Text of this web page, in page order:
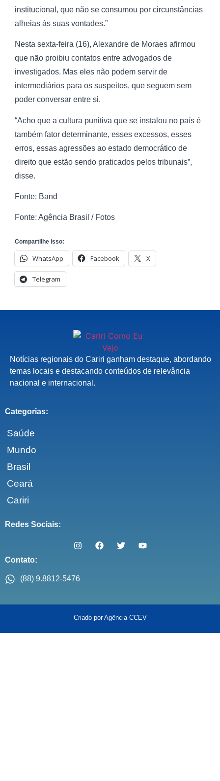
institucional, que não se consumou por circunstâncias
alheias às suas vontades.”
Nesta sexta-feira (16), Alexandre de Moraes afirmou
que não proibiu contatos entre advogados de
investigados. Mas eles não podem servir de
intermediários para os suspeitos, que seguem sem
poder conversar entre si.
“Acho que a cultura punitiva que se instalou no país é
também fator determinante, esses excessos, esses
erros, essas agressões ao estado democrático de
direito que estão sendo praticados pelos tribunais”,
disse.
Fonte: Band
Fonte: Agência Brasil / Fotos
Compartilhe isso:
WhatsApp Facebook X
Telegram
Notícias regionais do Cariri ganham destaque, abordando
temas locais e destacando conteúdos de relevância
nacional e internacional.
Categorias:
Saúde
Mundo
Brasil
Ceará
Cariri
Redes Sociais:
Contato:
(88) 9.8812-5476
Criado por Agência CCEV